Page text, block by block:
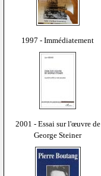
1997 - Immédiatement
2001 - Essai sur l'œuvre de
George Steiner